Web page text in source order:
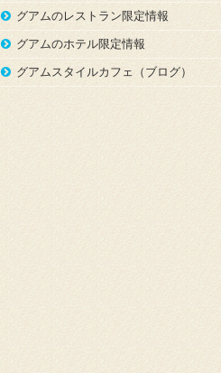
グアムのレストラン限定情報
グアムのホテル限定情報
グアムスタイルカフェ（ブログ）